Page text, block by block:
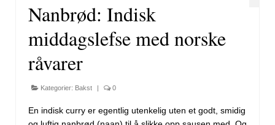
Nanbrød: Indisk
middagslefse med norske
råvarer
Kategorier: Bakst | 0
En indisk curry er egentlig utenkelig uten et godt, smidig